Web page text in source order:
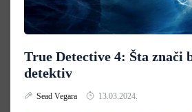
True Detective 4: Šta znači
detektiv
Sead Vegara 13.03.2024.